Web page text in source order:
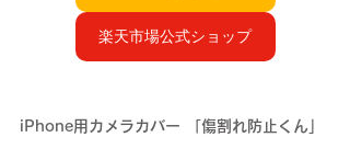
楽天市場公式ショップ
iPhone用カメラカバー 「傷割れ防止くん」